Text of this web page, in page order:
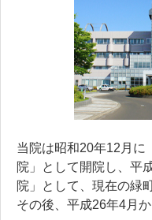
当院は昭和20年12月に
院」として開院し、平
院」として、現在の緑
その後、平成26年4月